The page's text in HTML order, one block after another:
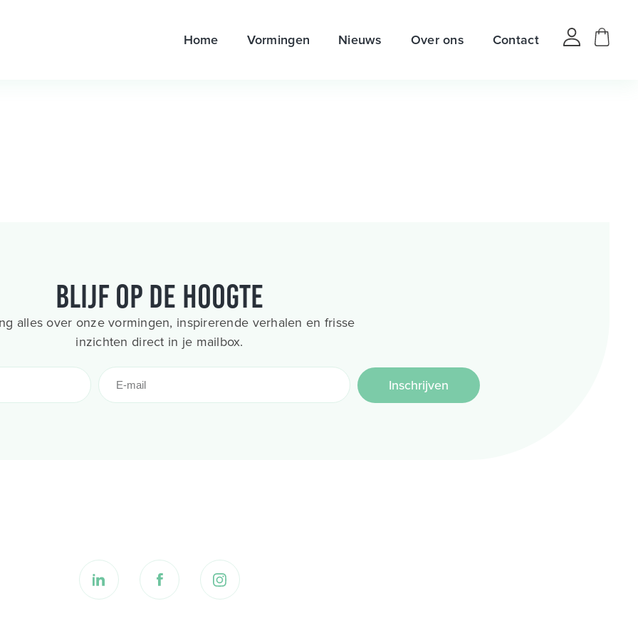
Home Vormingen Nieuws Over ons Contact
Blijf op de hoogte
alles over onze vormingen, inspirerende verhalen en frisse
inzichten direct in je mailbox.
Inschrijven